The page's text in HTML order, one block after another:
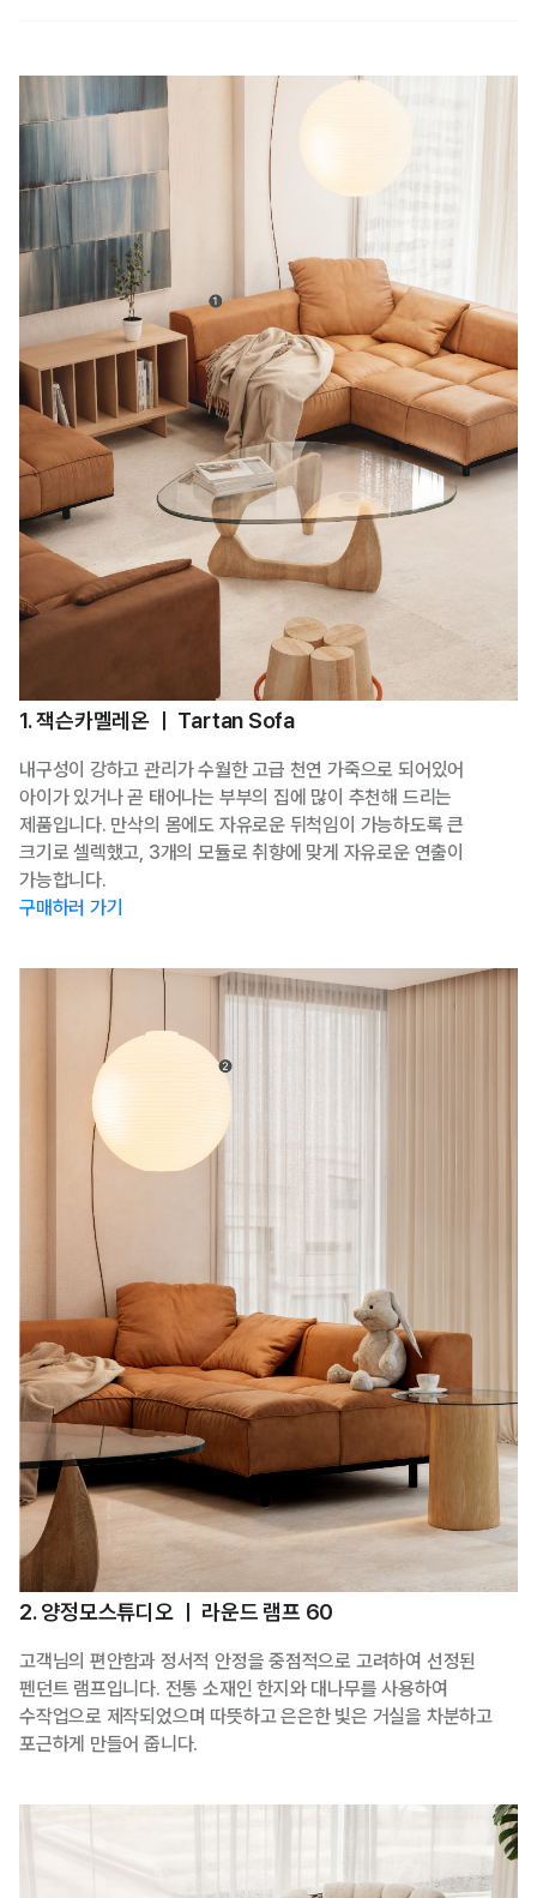
1. 잭슨카멜레온 ㅣ Tartan Sofa
내구성이 강하고 관리가 수월한 고급 천연 가죽으로 되어있어
아이가 있거나 곧 태어나는 부부의 집에 많이 추천해 드리는
제품입니다. 만삭의 몸에도 자유로운 뒤척임이 가능하도록 큰
크기로 셀렉했고, 3개의 모듈로 취향에 맞게 자유로운 연출이
가능합니다.
구매하러 가기
2. 양정모스튜디오 ㅣ 라운드 램프 60
고객님의 편안함과 정서적 안정을 중점적으로 고려하여 선정된
펜던트 램프입니다. 전통 소재인 한지와 대나무를 사용하여
수작업으로 제작되었으며 따뜻하고 은은한 빛은 거실을 차분하고
포근하게 만들어 줍니다.